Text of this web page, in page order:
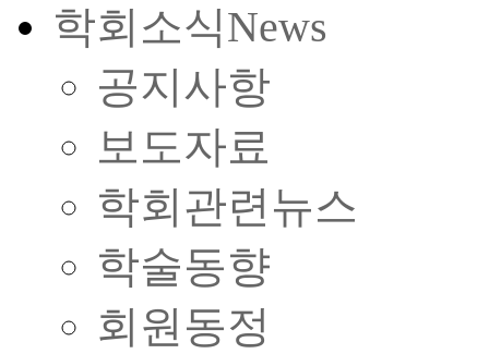
학회소식News
공지사항
보도자료
학회관련뉴스
학술동향
회원동정